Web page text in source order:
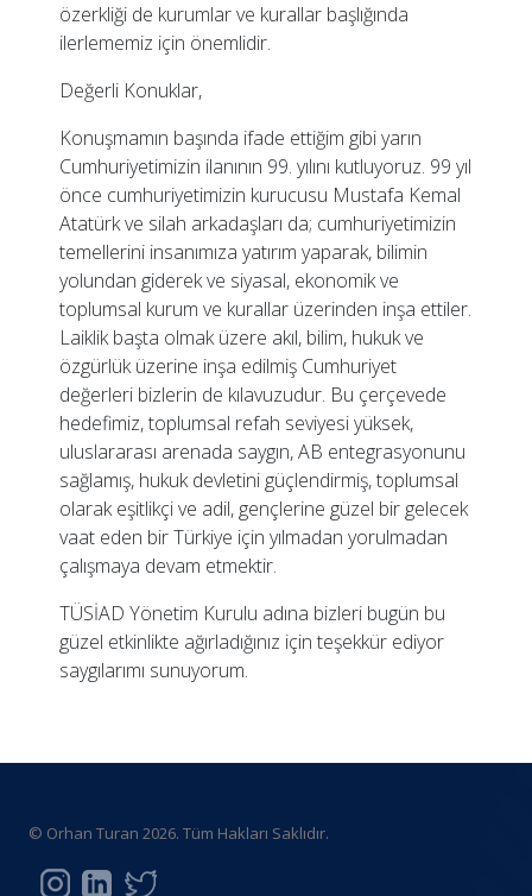
özerkliği de kurumlar ve kurallar başlığında
ilerlememiz için önemlidir.
Değerli Konuklar,
Konuşmamın başında ifade ettiğim gibi yarın
Cumhuriyetimizin ilanının 99. yılını kutluyoruz. 99 yıl
önce cumhuriyetimizin kurucusu Mustafa Kemal
Atatürk ve silah arkadaşları da; cumhuriyetimizin
temellerini insanımıza yatırım yaparak, bilimin
yolundan giderek ve siyasal, ekonomik ve
toplumsal kurum ve kurallar üzerinden inşa ettiler.
Laiklik başta olmak üzere akıl, bilim, hukuk ve
özgürlük üzerine inşa edilmiş Cumhuriyet
değerleri bizlerin de kılavuzudur. Bu çerçevede
hedefimiz, toplumsal refah seviyesi yüksek,
uluslararası arenada saygın, AB entegrasyonunu
sağlamış, hukuk devletini güçlendirmiş, toplumsal
olarak eşitlikçi ve adil, gençlerine güzel bir gelecek
vaat eden bir Türkiye için yılmadan yorulmadan
çalışmaya devam etmektir.
TÜSİAD Yönetim Kurulu adına bizleri bugün bu
güzel etkinlikte ağırladığınız için teşekkür ediyor
saygılarımı sunuyorum.
© Orhan Turan 2026. Tüm Hakları Saklıdır.